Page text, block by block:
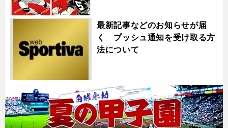
最新記事などのお知らせが届
く プッシュ通知を受け取る方
法について